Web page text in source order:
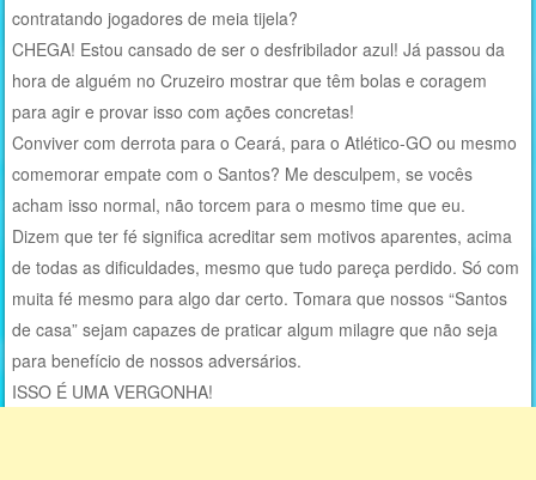
contratando jogadores de meia tijela?
CHEGA! Estou cansado de ser o desfribilador azul! Já passou da
hora de alguém no Cruzeiro mostrar que têm bolas e coragem
para agir e provar isso com ações concretas!
Conviver com derrota para o Ceará, para o Atlético-GO ou mesmo
comemorar empate com o Santos? Me desculpem, se vocês
acham isso normal, não torcem para o mesmo time que eu.
Dizem que ter fé significa acreditar sem motivos aparentes, acima
de todas as dificuldades, mesmo que tudo pareça perdido. Só com
muita fé mesmo para algo dar certo. Tomara que nossos “Santos
de casa” sejam capazes de praticar algum milagre que não seja
para benefício de nossos adversários.
ISSO É UMA VERGONHA!